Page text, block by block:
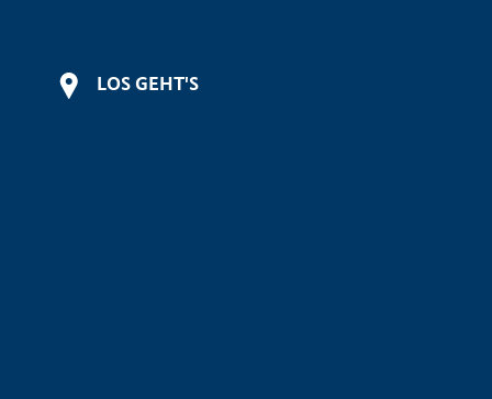
LOS GEHT'S